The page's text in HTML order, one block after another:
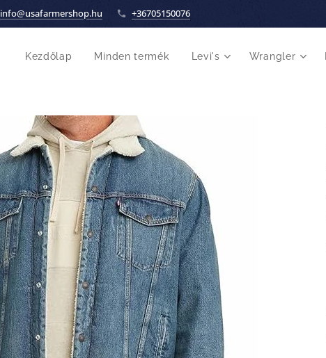
info@usafarmershop.hu +36705150076
Kezdőlap Minden termék Levi's Wrangler